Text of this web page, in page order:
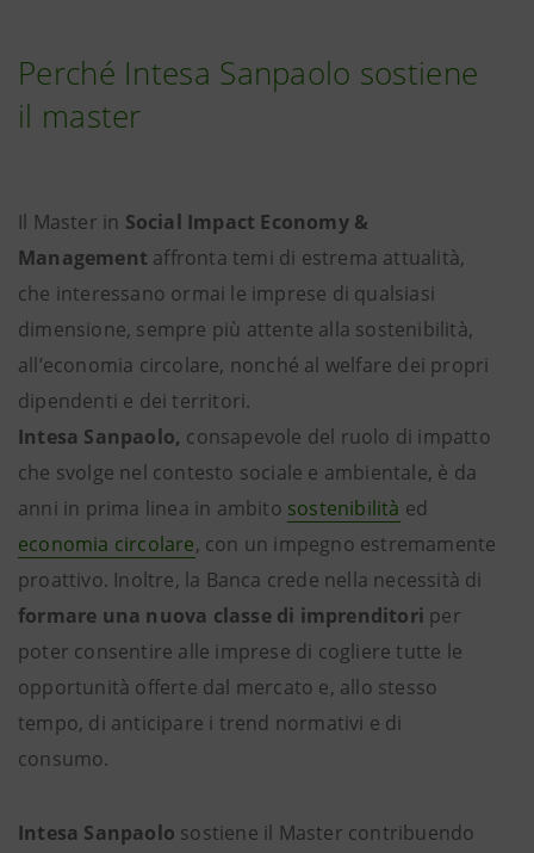
Perché Intesa Sanpaolo sostiene
il master
Il Master in Social Impact Economy &
Management affronta temi di estrema attualità,
che interessano ormai le imprese di qualsiasi
dimensione, sempre più attente alla sostenibilità,
all’economia circolare, nonché al welfare dei propri
dipendenti e dei territori.
Intesa Sanpaolo, consapevole del ruolo di impatto
che svolge nel contesto sociale e ambientale, è da
anni in prima linea in ambito sostenibilità ed
economia circolare, con un impegno estremamente
proattivo. Inoltre, la Banca crede nella necessità di
formare una nuova classe di imprenditori per
poter consentire alle imprese di cogliere tutte le
opportunità offerte dal mercato e, allo stesso
tempo, di anticipare i trend normativi e di
consumo.
Intesa Sanpaolo sostiene il Master contribuendo